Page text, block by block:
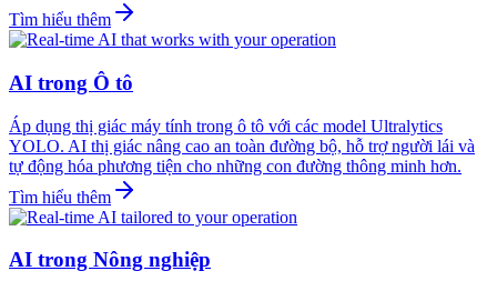
Tìm hiểu thêm
AI trong Ô tô
Áp dụng thị giác máy tính trong ô tô với các model Ultralytics
YOLO. AI thị giác nâng cao an toàn đường bộ, hỗ trợ người lái và
tự động hóa phương tiện cho những con đường thông minh hơn.
Tìm hiểu thêm
AI trong Nông nghiệp